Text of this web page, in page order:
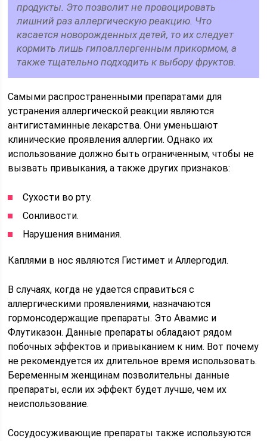
продукты. Это позволит не провоцировать
лишний раз аллергическую реакцию. Что
касается новорожденных детей, то их следует
кормить лишь гипоаллергенным прикормом, а
также тщательно подходить к выбору фруктов.
Самыми распространенными препаратами для
устранения аллергической реакции являются
антигистаминные лекарства. Они уменьшают
клинические проявления аллергии. Однако их
использование должно быть ограниченным, чтобы не
вызвать привыкания, а также других признаков:
Сухости во рту.
Сонливости.
Нарушения внимания.
Каплями в нос являются Гистимет и Аллергодил.
В случаях, когда не удается справиться с
аллергическими проявлениями, назначаются
гормонсодержащие препараты. Это Авамис и
Флутиказон. Данные препараты обладают рядом
побочных эффектов и привыканием к ним. Вот почему
не рекомендуется их длительное время использовать.
Беременным женщинам позволительны данные
препараты, если их эффект будет лучше, чем их
неиспользование.
Сосудосуживающие препараты также используются